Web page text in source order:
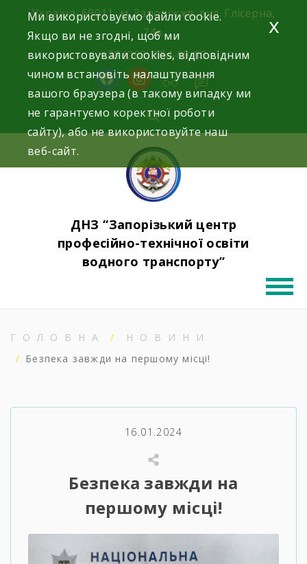
Україна, 69011, м. Запоріжжя, вул. Глісерна,
24а.
+38 (068) 354-69-83
facebookinstagram
ДНЗ “Запорізький центр
професійно-технічної освіти
водного транспорту”
ГОЛОВНА
НОВИНИ
Безпека завжди на першому місці!
16.01.2024
Безпека завжди на
першому місці!
Ми використовуємо файли cookie.
Якщо ви не згодні, щоб ми
використовували cookies, відповідним
чином встановіть налаштування
вашого браузера (в такому випадку ми
не гарантуємо коректної роботи
сайту), або не використовуйте наш
веб-сайт.
x